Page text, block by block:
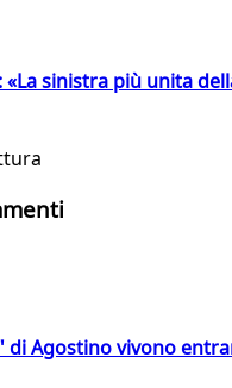
«La sinistra più unita
di Agostino vivono